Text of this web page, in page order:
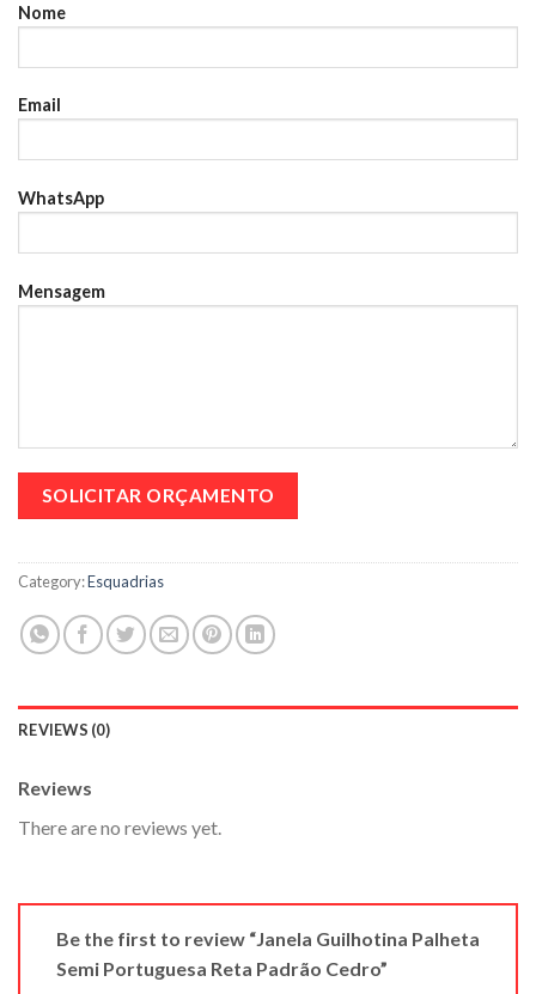
Nome
Email
WhatsApp
Mensagem
Category:Esquadrias
REVIEWS (0)
Reviews
There are no reviews yet.
Be the first to review “Janela Guilhotina Palheta
Semi Portuguesa Reta Padrão Cedro”